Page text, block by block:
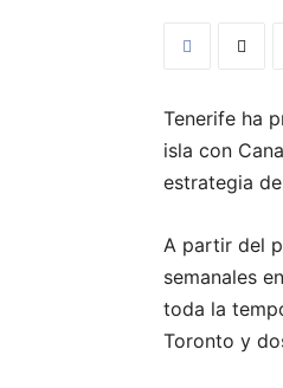
Tenerife ha
isla con
estrategia
A partir del
semanales
toda la
Toronto y